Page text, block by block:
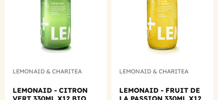
LEMONAID & CHARITEA
LEMONAID - CITRON
LEMONAID & CHARITEA
LEMONAID - FRUIT DE